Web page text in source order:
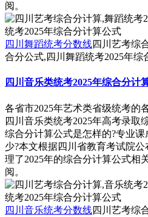
阅。
四川舞蹈统考分数线四川艺考综
合分公式,四川舞蹈统考2025年综
四川音乐类统考2025年综合分计
各省市2025年艺术类省级统考的
四川音乐类统考2025年高考录取
综合分计算公式是怎样的?专业
少?本文根据四川省教育考试院
理了2025年的综合分计算公式相
阅。
四川音乐统考分数线四川艺考综